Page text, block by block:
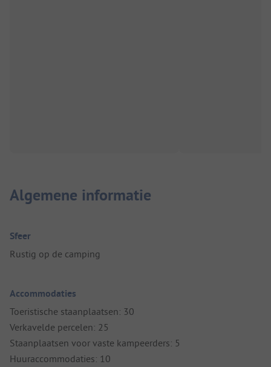
Algemene informatie
Sfeer
Rustig op de camping
Accommodaties
Toeristische staanplaatsen: 30
Verkavelde percelen: 25
Staanplaatsen voor vaste kampeerders: 5
Huuraccommodaties: 10